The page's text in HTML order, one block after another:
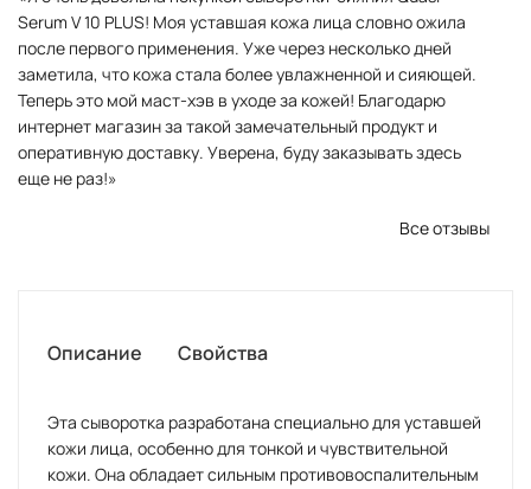
Serum V 10 PLUS! Моя уставшая кожа лица словно ожила
после первого применения. Уже через несколько дней
заметила, что кожа стала более увлажненной и сияющей.
Теперь это мой маст-хэв в уходе за кожей! Благодарю
интернет магазин за такой замечательный продукт и
оперативную доставку. Уверена, буду заказывать здесь
еще не раз!»
Все отзывы
Описание Свойства
Эта сыворотка разработана специально для уставшей
кожи лица, особенно для тонкой и чувствительной
кожи. Она обладает сильным противовоспалительным